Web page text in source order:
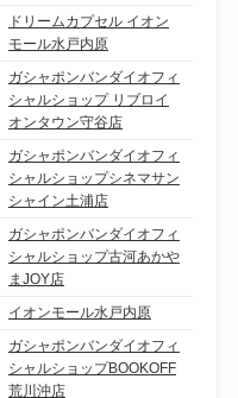
ドリームカプセル イオン
モール水戸内原
ガシャポンバンダイオフィ
シャルショップ リブロイ
オンタウン守谷店
ガシャポンバンダイオフィ
シャルショップシネマサン
シャイン土浦店
ガシャポンバンダイオフィ
シャルショップ古河あかや
まJOY店
イオンモール水戸内原
ガシャポンバンダイオフィ
シャルショップBOOKOFF
荒川沖店